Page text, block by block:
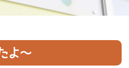
よ～